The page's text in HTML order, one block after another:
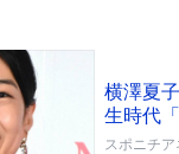
横澤夏
生時代
スポニチア